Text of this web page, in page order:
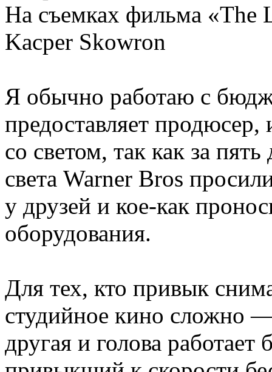
На съемках фильма «The
Kacper Skowron
Я обычно работаю с
предоставляет
со светом, так как за
света Warner Bros
у друзей и кое-как
оборудования.
Для тех, кто привык
студийное кино сложно
другая и голова